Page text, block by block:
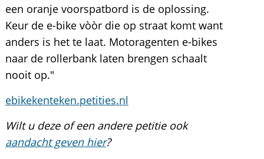
een oranje voorspatbord is de oplossing.
Keur de e-bike vòòr die op straat komt want
anders is het te laat. Motoragenten e-bikes
naar de rollerbank laten brengen schaalt
nooit op."
ebikekenteken.petities.nl
Wilt u deze of een andere petitie ook
aandacht geven hier?